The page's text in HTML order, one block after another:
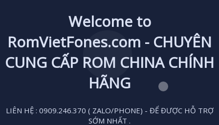
Welcome to
RomVietFones.com - CHUYÊN
CUNG CẤP ROM CHINA CHÍNH
HÃNG
LIÊN HỆ : 0909.246.370 ( ZALO/PHONE) - ĐỂ ĐƯỢC HỖ TRỢ
SỚM NHẤT .